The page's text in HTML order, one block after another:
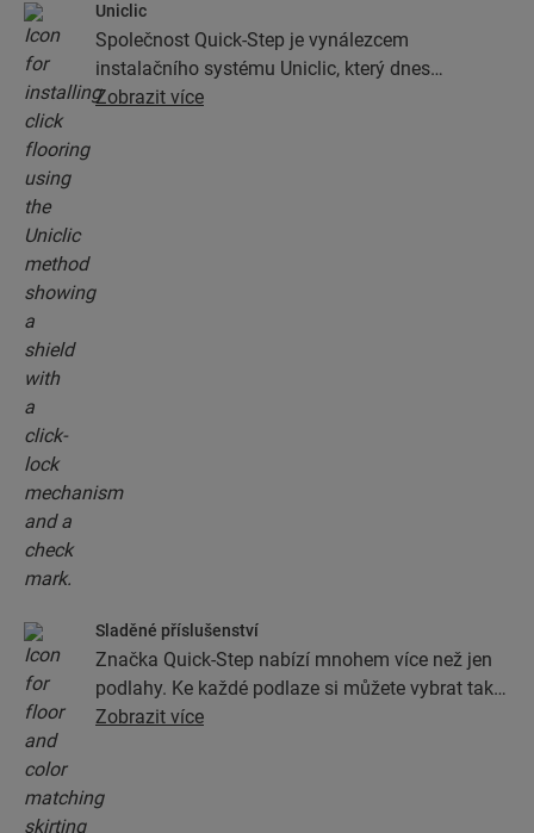
Uniclic
Společnost Quick-Step je vynálezcem
instalačního systému Uniclic, který dnes
představuje standardní zámkový instalační
Zobrazit více
Sladěné příslušenství
Značka Quick-Step nabízí mnohem více než jen
podlahy. Ke každé podlaze si můžete vybrat také
veškeré příslušenství, jako jsou podložky, profily
Zobrazit více